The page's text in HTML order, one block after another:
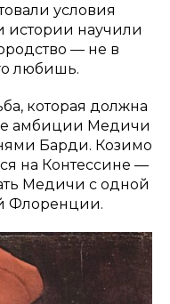
условия
истории научили
— не в
любишь.
которая должна
амбиции Медичи
Барди. Козимо
на Контессине —
Медичи с одной
Флоренции.